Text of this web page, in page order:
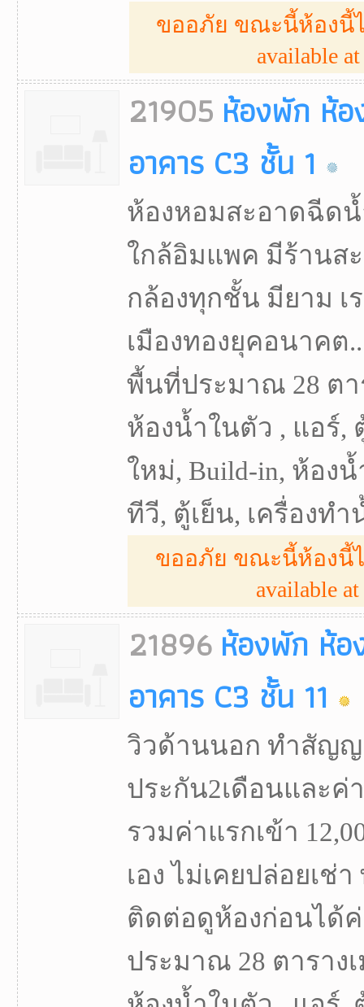
ขออภัย ขณะนี้ห้องนี้ไ
available
21905 ห้องพัก ห้อ
อาคาร C3 ชั้น 1
ห้องหอมสะอาดฉีด
ใกล้อิมแพค มีร้านส
กล้องทุกชั้น มียาม เ
เมืองทองยุคอนาคต
พื้นที่ประมาณ 28 ตา
ห้องน้ำในตัว , แอร์,
ใหม่, Build-in, ห้อง
ทีวี, ตู้เย็น, เครื่องท
ขออภัย ขณะนี้ห้องนี้ไ
available
21896 ห้องพัก ห้อ
อาคาร C3 ชั้น 11
วิวด้านนอก​ ทำสัญญ
ประกัน2เดือน​และค่
รวมค่าแรกเข้า
เอง ไม่เคยปล่อยเช่
ติดต่อดูห้องก่อนได้ค่
ประมาณ 28 ตาราง